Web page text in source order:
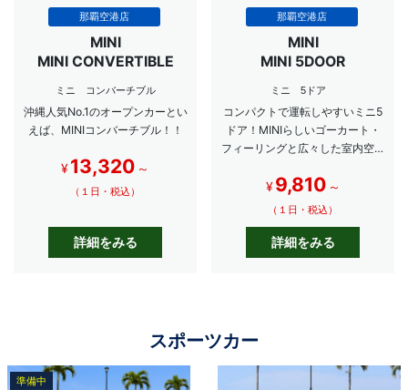
那覇空港店
MINI
MINI CONVERTIBLE
ミニ コンバーチブル
沖縄人気No.1のオープンカーとい
えば、MINIコンバーチブル！！
¥13,320 ～
（１日・税込）
詳細をみる
那覇空港店
MINI
MINI 5DOOR
ミニ 5ドア
コンパクトで運転しやすいミニ5
ドア！MINIらしいゴーカート・
フィーリングと広々した室内空間
¥ 9,810 ～
（１日・税込）
詳細をみる
スポーツカー
NEW
準備中